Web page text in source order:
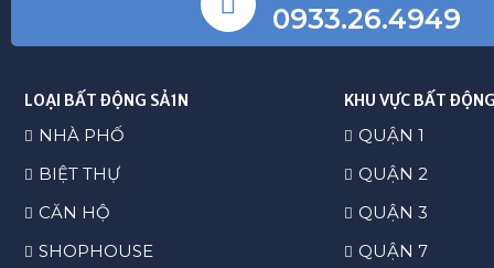
0933.26.4949
LOẠI BẤT ĐỘNG SẢ1N
NHÀ PHỐ
BIỆT THỰ
CĂN HỘ
SHOPHOUSE
KHU VỰC BẤT
QUẬN 1
QUẬN 2
QUẬN 3
QUẬN 7